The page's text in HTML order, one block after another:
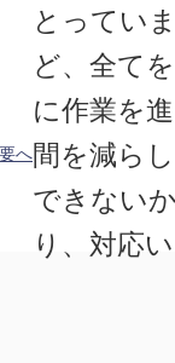
とってい
ど、全て
に作業を
間を減ら
できない
り、対応